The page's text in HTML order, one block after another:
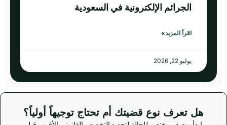
الجرائم الإلكترونية في السعودية
اقرأ المزيد»
يوليو 22, 2026
هل تعرف نوع قضيتك أم تحتاج توجيهاً أولياً؟